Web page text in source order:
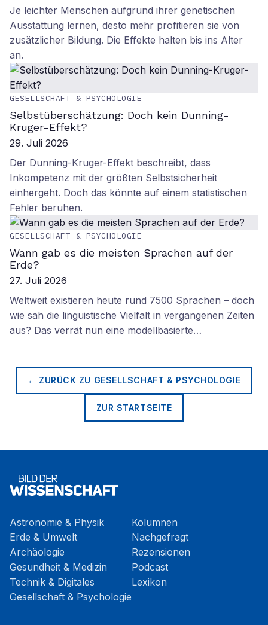
Je leichter Menschen aufgrund ihrer genetischen
Ausstattung lernen, desto mehr profitieren sie von
zusätzlicher Bildung. Die Effekte halten bis ins Alter
an.
GESELLSCHAFT & PSYCHOLOGIE
Selbstüberschätzung: Doch kein Dunning-
Kruger-Effekt?
29. Juli 2026
Der Dunning-Kruger-Effekt beschreibt, dass
Inkompetenz mit der größten Selbstsicherheit
einhergeht. Doch das könnte auf einem statistischen
Fehler beruhen.
GESELLSCHAFT & PSYCHOLOGIE
Wann gab es die meisten Sprachen auf der
Erde?
27. Juli 2026
Weltweit existieren heute rund 7500 Sprachen – doch
wie sah die linguistische Vielfalt in vergangenen Zeiten
aus? Das verrät nun eine modellbasierte…
← ZURÜCK ZU GESELLSCHAFT & PSYCHOLOGIE
ZUR STARTSEITE
Astronomie & Physik
Erde & Umwelt
Archäologie
Gesundheit & Medizin
Technik & Digitales
Gesellschaft & Psychologie
Kolumnen
Nachgefragt
Rezensionen
Podcast
Lexikon